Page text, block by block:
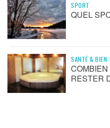
SPORT
QUEL
SANTÉ & BIEN-
RESTER